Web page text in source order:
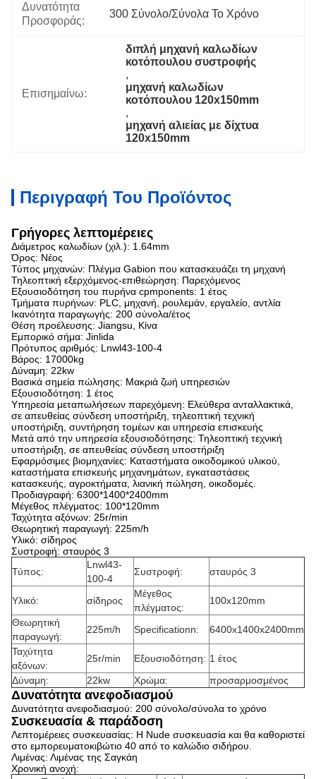
Δυνατότητα
Προσφοράς:
300 Σύνολο/σύνολα Το Χρόνο
Επισημαίνω:
διπλή μηχανή καλωδίων
κοτόπουλου συστροφής
,
μηχανή καλωδίων
κοτόπουλου 120x150mm
,
μηχανή αλιείας με δίχτυα
120x150mm
Περιγραφή Του Προϊόντος
Γρήγορες λεπτομέρειες
Διάμετρος καλωδίων (χιλ.): 1.64mm
Όρος: Νέος
Τύπος μηχανών: Πλέγμα Gabion που κατασκευάζει τη μηχανή
Τηλεοπτική εξερχόμενος-επιθεώρηση: Παρεχόμενος
Εξουσιοδότηση του πυρήνα cpmponents: 1 έτος
Τμήματα πυρήνων: PLC, μηχανή, ρουλεμάν, εργαλείο, αντλία
Ικανότητα παραγωγής: 200 σύνολα/έτος
Θέση προέλευσης: Jiangsu, Κίνα
Εμπορικό σήμα: Jinlida
Πρότυπος αριθμός: Lnwl43-100-4
Βάρος: 17000kg
Δύναμη: 22kw
Βασικά σημεία πώλησης: Μακριά ζωή υπηρεσιών
Εξουσιοδότηση: 1 έτος
Υπηρεσία μεταπωλήσεων παρεχόμενη: Ελεύθερα ανταλλακτικά,
σε απευθείας σύνδεση υποστήριξη, τηλεοπτική τεχνική
υποστήριξη, συντήρηση τομέων και υπηρεσία επισκευής
Μετά από την υπηρεσία εξουσιοδότησης: Τηλεοπτική τεχνική
υποστήριξη, σε απευθείας σύνδεση υποστήριξη
Εφαρμόσιμες βιομηχανίες: Καταστήματα οικοδομικού υλικού,
καταστήματα επισκευής μηχανημάτων, εγκαταστάσεις
κατασκευής, αγροκτήματα, λιανική πώληση, οικοδομές.
Προδιαγραφή: 6300*1400*2400mm
Μέγεθος πλέγματος: 100*120mm
Ταχύτητα αξόνων: 25r/min
Θεωρητική παραγωγή: 225m/h
Υλικό: σίδηρος
Συστροφή: σταυρός 3
Τύπος:
Lnwl43-
100-4
Συστροφή: σταυρός 3
Υλικό: σίδηρος
Μέγεθος
πλέγματος:
100x120mm
Θεωρητική
παραγωγή:
225m/h Specificationn:
6400x1400x2400mm
Ταχύτητα
αξόνων:
25r/min Εξουσιοδότηση: 1 έτος
Δύναμη:
22kw Χρώμα: προσαρμοσμένος
Δυνατότητα ανεφοδιασμού
Δυνατότητα ανεφοδιασμού: 200 σύνολο/σύνολα το χρόνο
Συσκευασία & παράδοση
Λεπτομέρειες συσκευασίας: Η Nude συσκευασία και θα καθοριστεί
στο εμπορευματοκιβώτιο 40 από το καλώδιο σιδήρου.
Λιμένας: Λιμένας της Σαγκάη
Χρονική ανοχή: